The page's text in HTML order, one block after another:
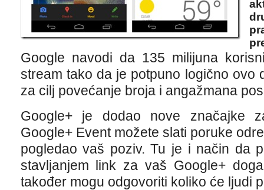
Google navodi da 135 milijuna
stream tako da je potpuno logično ovo
za cilj povećanje broja i angažmana
Google+ je dodao nove značajke
Google+ Event možete slati poruke
pogledao vaš poziv. Tu je i način da
stavljanjem link za vaš Google+
također mogu odgovoriti koliko će ljudi